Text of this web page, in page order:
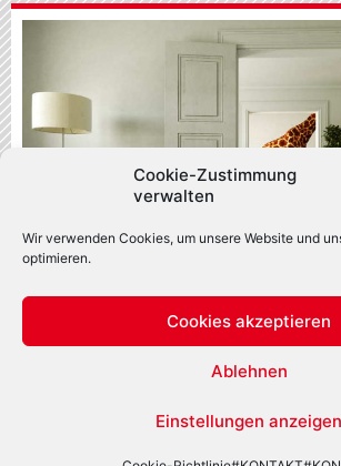
Cookie-Zustimmung
verwalten
Wir verwenden Cookies, um unsere Website und
optimieren.
Cookies akzeptieren
Ablehnen
Einstellungen anzeigen
Sind Sie bereit für Entdeckungen
ausserhalb des üblichen Rahmens?